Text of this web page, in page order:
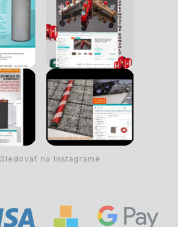
Sledovať na Instagrame